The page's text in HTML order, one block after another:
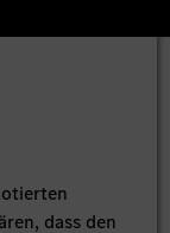
dass den